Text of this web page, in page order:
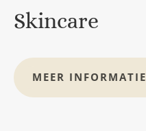
Skincare
MEER INFORMATIE